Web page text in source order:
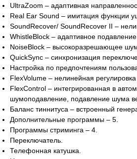
UltraZoom – адаптивная
Real Ear Sound – имитация функции
SoundRecover/ SoundRecover II –
WhistleBlock – адаптивное подавление
NoiseBlock – высокоразрешающее
QuickSync – синхронизация
Настройка по предпочтениям
FlexVolume – нелинейная
FlexControl – интегрированная в
шумоподавление, подавление шума
Баланс тиннитуса – встроенный
Дополнительные программы – 5.
Программы стриминга – 4.
Переключатель.
Телефонная катушка.